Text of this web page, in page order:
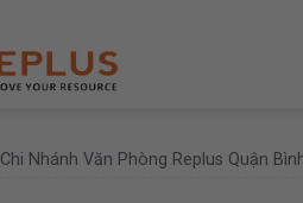
Chi Nhánh Văn Phòng Replus Quận